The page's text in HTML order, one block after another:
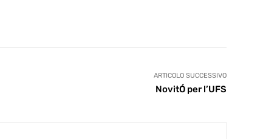
ARTICOLO SUCCESSIVO
NovitÓ per l’UFS